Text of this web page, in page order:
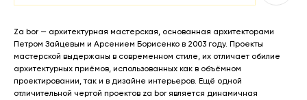
Za bor — архитектурная мастерская, основанная архитекторами
Петром Зайцевым и Арсением Борисенко в 2003 году. Проекты
мастерской выдержаны в современном стиле, их отличает обилие
архитектурных приёмов, использованных как в объёмном
проектировании, так и в дизайне интерьеров. Ещё одной
отличительной чертой проектов za bor является динамичная